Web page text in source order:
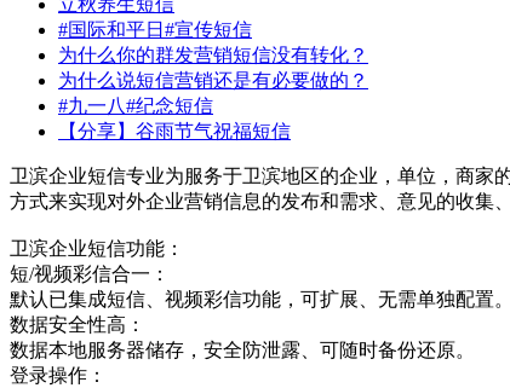
#国际和平日#宣传短信
为什么你的群发营销短信没有转化？
为什么说短信营销还是有必要做的？
#九一八#纪念短信
【分享】谷雨节气祝福短信
卫滨企业短信专业为服务于卫滨地区的企业，单位，商家
方式来实现对外企业营销信息的发布和需求、意见的收集
卫滨企业短信功能：
短/视频彩信合一：
默认已集成短信、视频彩信功能，可扩展、无需单独配置。
数据安全性高：
数据本地服务器储存，安全防泄露、可随时备份还原。
登录操作：